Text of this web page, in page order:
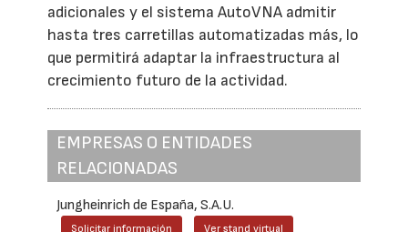
adicionales y el sistema AutoVNA admitir
hasta tres carretillas automatizadas más, lo
que permitirá adaptar la infraestructura al
crecimiento futuro de la actividad.
EMPRESAS O ENTIDADES
RELACIONADAS
Jungheinrich de España, S.A.U.
Solicitar información Ver stand virtual